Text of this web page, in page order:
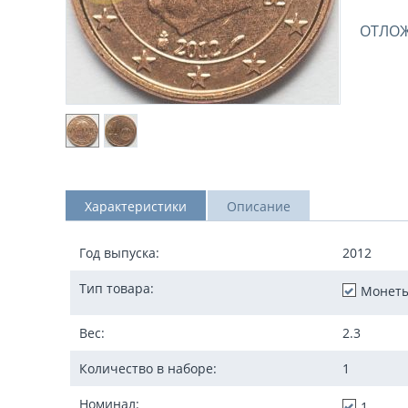
Характеристики Описание
Год выпуска: 2012
Тип товара:
Вес: 2.3
Количество в наборе: 1
Номинал: